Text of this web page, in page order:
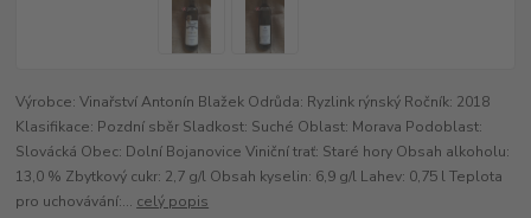
Výrobce: Vinařství Antonín Blažek Odrůda: Ryzlink rýnský Ročník: 2018
Klasifikace: Pozdní sběr Sladkost: Suché Oblast: Morava Podoblast:
Slovácká Obec: Dolní Bojanovice Viniční trať: Staré hory Obsah alkoholu:
13,0 % Zbytkový cukr: 2,7 g/l Obsah kyselin: 6,9 g/l Lahev: 0,75 l Teplota
pro uchovávání:... celý popis